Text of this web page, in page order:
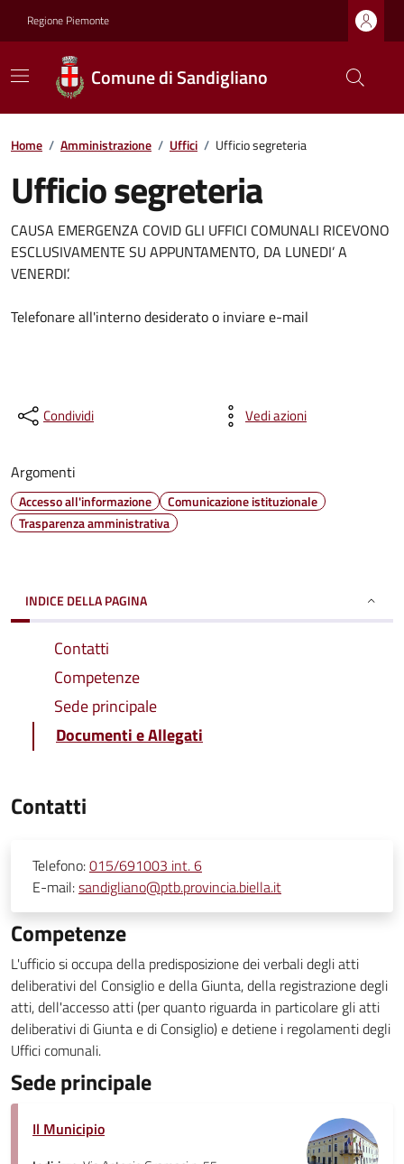
Regione Piemonte
Comune di Sandigliano
Home / Amministrazione / Uffici / Ufficio segreteria
Ufficio segreteria
CAUSA EMERGENZA COVID GLI UFFICI COMUNALI RICEVONO
ESCLUSIVAMENTE SU APPUNTAMENTO, DA LUNEDI’ A
VENERDI’.
Telefonare all'interno desiderato o inviare e-mail
Condividi Vedi azioni
Argomenti
Accesso all'informazione
Comunicazione istituzionale
Trasparenza amministrativa
INDICE DELLA PAGINA
Contatti
Competenze
Sede principale
Documenti e Allegati
Contatti
Telefono:015/691003 int. 6
E-mail:sandigliano@ptb.provincia.biella.it
Competenze
L'ufficio si occupa della predisposizione dei verbali degli atti
deliberativi del Consiglio e della Giunta, della registrazione degli
atti, dell'accesso atti (per quanto riguarda in particolare gli atti
deliberativi di Giunta e di Consiglio) e detiene i regolamenti degli
Uffici comunali.
Sede principale
Il Municipio